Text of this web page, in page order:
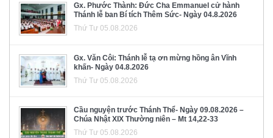
Gx. Phước Thành: Đức Cha Emmanuel cử hành
Thánh lễ ban Bí tích Thêm Sức- Ngày 04.8.2026
Thứ Tư 05.08.2026
Gx. Văn Côi: Thánh lễ tạ ơn mừng hồng ân Vĩnh
khấn- Ngày 04.8.2026
Thứ Tư 05.08.2026
Cầu nguyện trước Thánh Thể- Ngày 09.08.2026 –
Chúa Nhật XIX Thường niên – Mt 14,22-33
Thứ Tư 05.08.2026